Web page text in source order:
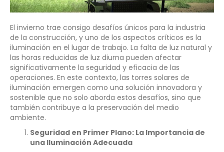
El invierno trae consigo desafíos únicos para la industria
de la construcción, y uno de los aspectos críticos es la
iluminación en el lugar de trabajo. La falta de luz natural y
las horas reducidas de luz diurna pueden afectar
significativamente la seguridad y eficacia de las
operaciones. En este contexto, las torres solares de
iluminación emergen como una solución innovadora y
sostenible que no solo aborda estos desafíos, sino que
también contribuye a la preservación del medio
ambiente.
Seguridad en Primer Plano: La Importancia de
una Iluminación Adecuada